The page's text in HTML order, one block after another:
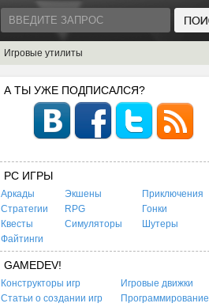
Игровые утилиты
А ТЫ УЖЕ ПОДПИСАЛСЯ?
PC ИГРЫ
Аркады Экшены
Приключения
Стратегии
RPG
Гонки
Квесты
Симуляторы
Шутеры
Файтинги
GAMEDEV!
Конструкторы игр
Игровые движки
Статьи о создании игр
Программирование